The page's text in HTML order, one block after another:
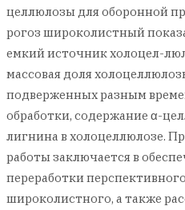
целлюлозы для оборонной
рогоз широколистный
емкий источник холоцел-
массовая доля
подверженных разным
обработки, содержание α-
лигнина в холоцеллюлозе.
работы заключается в
переработки
широколистного, а также